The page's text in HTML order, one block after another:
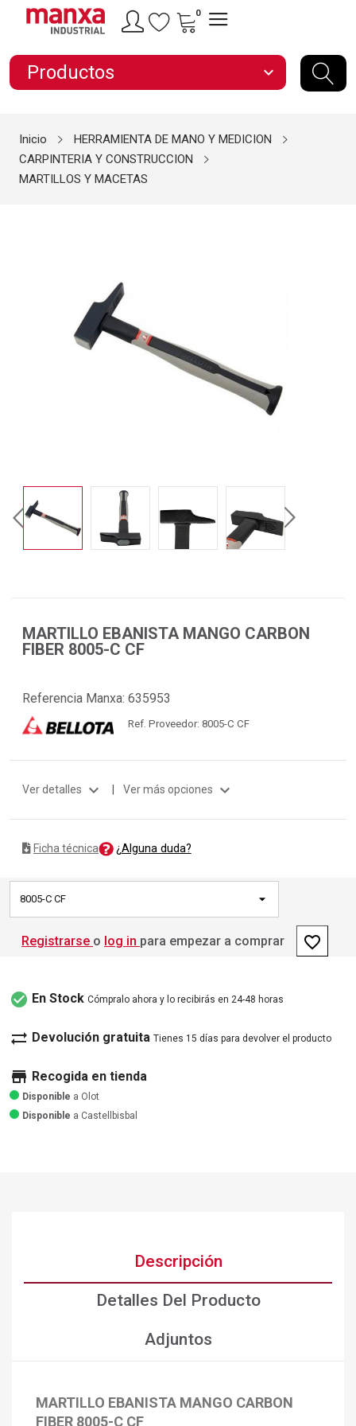
0
Productos expand_more
Inicio
HERRAMIENTA DE MANO Y MEDICION
CARPINTERIA Y CONSTRUCCION
MARTILLOS Y MACETAS
MARTILLO EBANISTA MANGO CARBON
FIBER 8005-C CF
Referencia Manxa: 635953
Ref. Proveedor: 8005-C CF
Ver detalles expand_more | Ver más opciones expand_more
Ficha técnica ¿Alguna duda?
8005-C CF
Registrarse o log in para empezar a comprar favorite_border
check_circle En Stock Cómpralo ahora y lo recibirás en 24-48 horas
sync_alt Devolución gratuita Tienes 15 días para devolver el producto
store Recogida en tienda
Disponible a Olot
Disponible a Castellbisbal
Descripción
Detalles Del Producto
Adjuntos
MARTILLO EBANISTA MANGO CARBON
FIBER 8005-C CF